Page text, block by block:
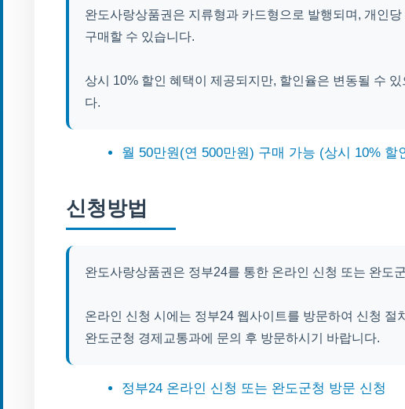
완도사랑상품권은 지류형과 카드형으로 발행되며, 개인당
구매할 수 있습니다.
상시 10% 할인 혜택이 제공되지만, 할인율은 변동될 수
다.
월 50만원(연 500만원) 구매 가능 (상시 10% 할
신청방법
완도사랑상품권은 정부24를 통한 온라인 신청 또는 완도
온라인 신청 시에는 정부24 웹사이트를 방문하여 신청 절
완도군청 경제교통과에 문의 후 방문하시기 바랍니다.
정부24 온라인 신청 또는 완도군청 방문 신청